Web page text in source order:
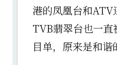
港的凤凰台和
TVB翡翠台也一
目单，原来是和